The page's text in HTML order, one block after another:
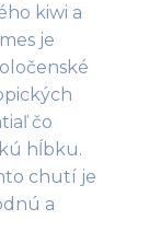
kiwi a
je
čo
hĺbku.
chutí je
a